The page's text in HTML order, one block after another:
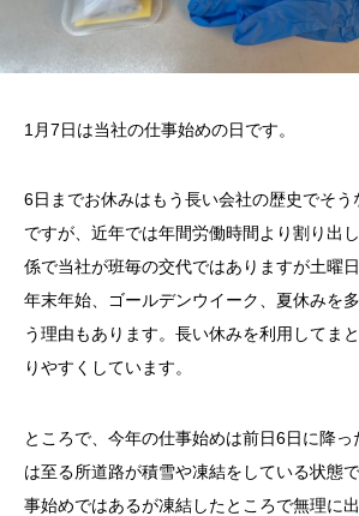
1月7日は当社の仕事始めの日です。
6日までお休みはもう長い会社の歴史でそ
ですが、近年では年間労働時間より割り出
係で当社が班毎の交代ではありますが土曜
年末年始、ゴールデンウイーク、夏休みを
う理由もあります。長い休みを利用してま
りやすくしています。
ところで、今年の仕事始めは前日6日に降
は至る所道路が積雪や凍結をしている状態
事始めではあるが凍結したところで無理に